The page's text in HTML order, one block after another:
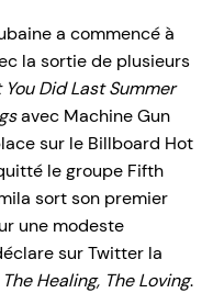
a commencé à
la sortie de plusieurs
You Did Last Summer
avec Machine Gun
sur le Billboard Hot
le groupe Fifth
sort son premier
une modeste
sur Twitter la
Healing, The Loving.